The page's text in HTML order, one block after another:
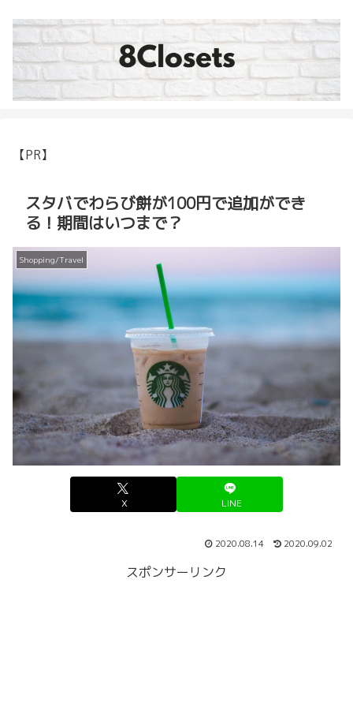
【PR】
スタバでわらび餅が100円で追加ができ
る！期間はいつまで？
Shopping/Travel
X LINE
2020.08.14 2020.09.02
スポンサーリンク